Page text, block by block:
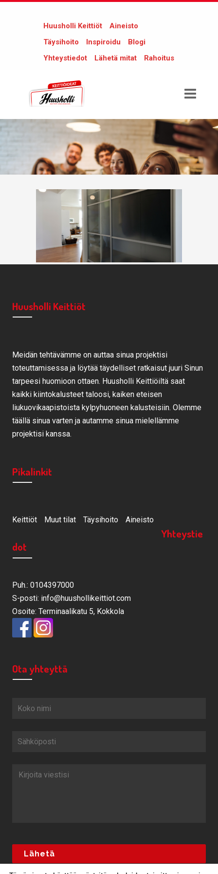
Huusholli Keittiöt
Aineisto
Täysihoito
Inspiroidu
Blogi
Yhteystiedot
Lähetä mitat Rahoitus
Huusholli Keittiöt
Meidän tehtävämme on auttaa sinua projektisi
toteuttamisessa ja löytää täydelliset ratkaisut juuri Sinun
tarpeesi huomioon ottaen. Huusholli Keittiöiltä saat
kaikki kiintokalusteet taloosi, kaiken eteisen
liukuovikaapistoista kylpyhuoneen kalusteisiin. Olemme
täällä sinua varten ja autamme sinua mielellämme
projektisi kanssa.
Pikalinkit
Keittiöt Muut tilat Täysihoito Aineisto
Yhteystie
dot
Puh.: 0104397000
S-posti: info@huushollikeittiot.com
Osoite: Terminaalikatu 5, Kokkola
Ota yhteyttä